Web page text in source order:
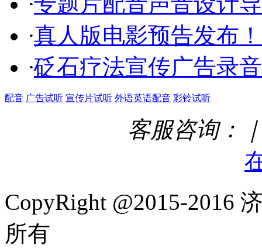
·真人版电影预告发布
·砭石疗法宣传广告录
配音 广告试听 宣传片试听 外语英语配音 彩铃试听
客服咨询：
CopyRight @2015-2016
所有